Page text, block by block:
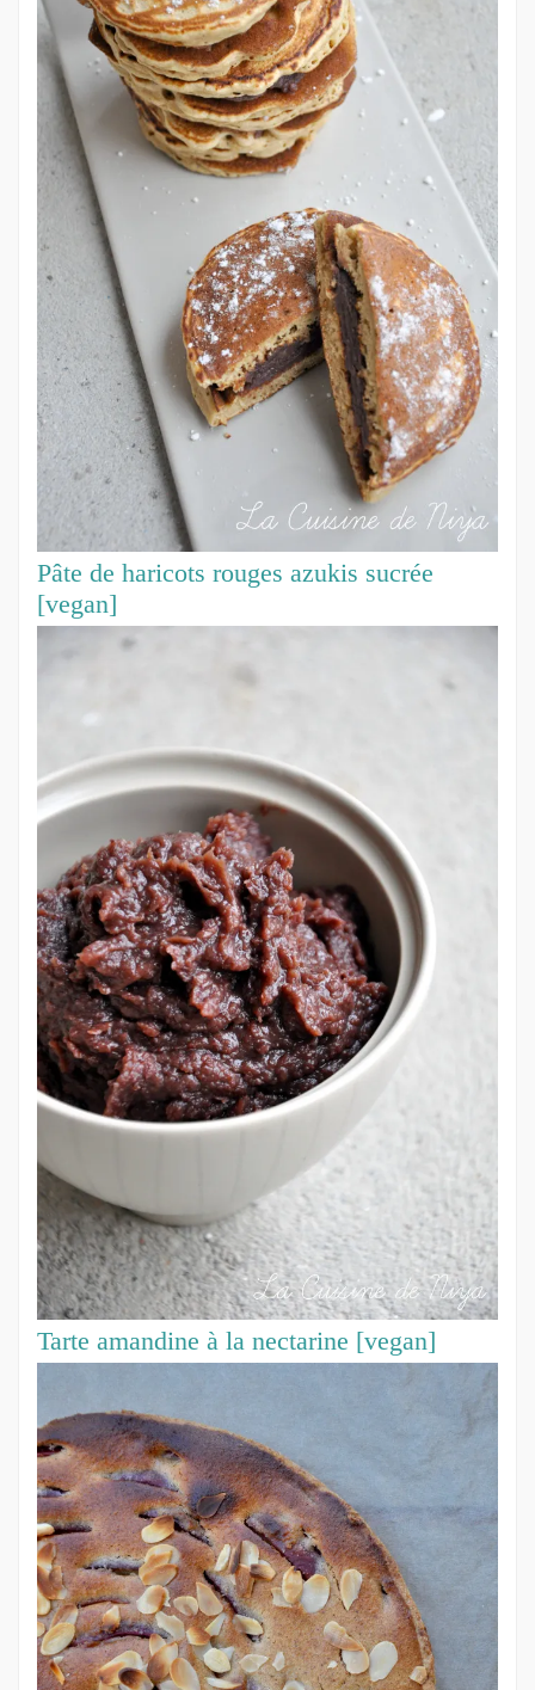
Pâte de haricots rouges azukis sucrée
[vegan]
Tarte amandine à la nectarine [vegan]